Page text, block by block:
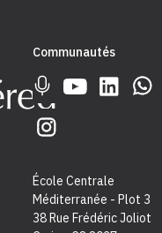
Communautés
École Centrale
Méditerranée - Plot 3
38 Rue Frédéric Joliot